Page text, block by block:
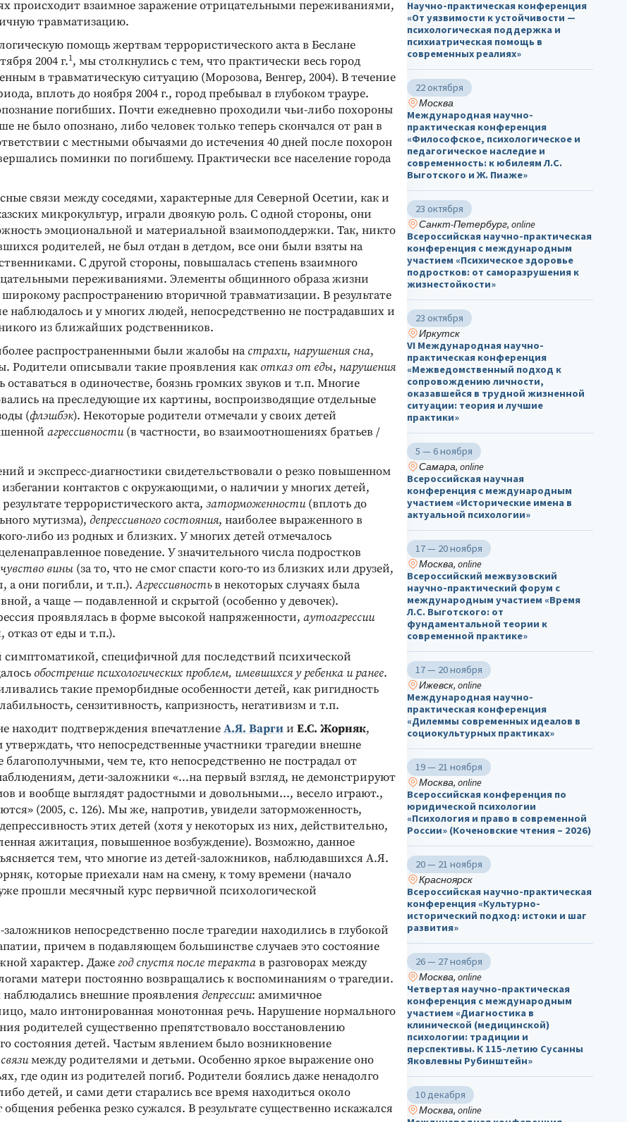
происходит взаимное заражение отрицательными переживаниями,
травматизацию.
помощь жертвам террористического акта в Беслане
2004 г.1, мы столкнулись с тем, что практически весь город
в травматическую ситуацию (Морозова, Венгер, 2004). В течение
вплоть до ноября 2004 г., город пребывал в глубоком трауре.
погибших. Почти ежедневно проходили чьи-либо похороны
не было опознано, либо человек только теперь скончался от ран в
с местными обычаями до истечения 40 дней после похорон
поминки по погибшему. Практически все население города
связи между соседями, характерные для Северной Осетии, как и
микрокультур, играли двоякую роль. С одной стороны, они
эмоциональной и материальной взаимоподдержки. Так, никто
родителей, не был отдан в детдом, все они были взяты на
С другой стороны, повышалась степень взаимного
переживаниями. Элементы общинного образа жизни
широкому распространению вторичной травматизации. В результате
наблюдалось и у многих людей, непосредственно не пострадавших и
из ближайших родственников.
распространенными были жалобы настрахи, нарушения сна,
Родители описывали такие проявления как отказ от еды, нарушения
оставаться в одиночестве, боязнь громких звуков и т.п. Многие
на преследующие их картины, воспроизводящие отдельные
(флэшбэк). Некоторые родители отмечали у своих детей
агрессивности(в частности, во взаимоотношениях братьев /
и экспресс-диагностики свидетельствовали о резко повышенном
избегании контактов с окружающими, о наличии у многих детей,
террористического акта, заторможенности(вплоть до
мутизма), депрессивного состояния, наиболее выраженного в
либо из родных и близких. У многих детей отмечалось
поведение. У значительного числа подростков
чувство вины (за то, что не смог спасти кого-то из близких или друзей,
а они погибли, и т.п.).Агрессивностьв некоторых случаях была
а чаще — подавленной и скрытой (особенно у девочек).
проявлялась в форме высокой напряженности, аутоагрессии
отказ от еды и т.п.).
симптоматикой, специфичной для последствий психической
обострение психологических проблем, имевшихся у ребенка и ранее.
такие преморбидные особенности детей, как ригидность
сензитивность, капризность, негативизм и т.п.
находит подтверждения впечатлениеА.Я. Варгии Е.С. Жорняк,
что непосредственные участники трагедии внешне
благополучными, чем те, кто непосредственно не пострадал от
дети-заложники «…на первый взгляд, не демонстрируют
и вообще выглядят радостными и довольными..., весело играют.,
(2005, с. 126). Мы же, напротив, увидели заторможенность,
этих детей (хотя у некоторых из них, действительно,
ажитация, повышенное возбуждение). Возможно, данное
тем, что многие из детей-заложников, наблюдавшихся А.Я.
которые приехали нам на смену, к тому времени (начало
уже прошли месячный курс первичной психологической
заложников непосредственно после трагедии находились в глубокой
причем в подавляющем большинстве случаев это состояние
характер. Дажегод спустя после терактав разговорах между
матери постоянно возвращались к воспоминаниям о трагедии.
внешние проявления депрессии: амимичное
мало интонированная монотонная речь. Нарушение нормального
родителей существенно препятствовало восстановлению
состояния детей. Частым явлением было возникновение
между родителями и детьми. Особенно яркое выражение оно
где один из родителей погиб. Родители боялись даже ненадолго
детей, и сами дети старались все время находиться около
ребенка резко сужался. В результате существенно искажался
Научно-практическая конференция
«От уязвимости к устойчивости —
психологическая поддержка и
психиатрическая помощь в
современных реалиях»
22 октября
Москва
Международная научно-
практическая конференция
«Философское, психологическое и
педагогическое наследие и
современность: к юбилеям Л.С.
Выготского и Ж. Пиаже»
23 октября
Санкт-Петербург, online
Всероссийская научно-практическая
конференция с международным
участием «Психическое здоровье
подростков: от саморазрушения к
жизнестойкости»
23 октября
Иркутск
VI Международная научно-
практическая конференция
«Межведомственный подход к
сопровождению личности,
оказавшейся в трудной жизненной
ситуации: теория и лучшие
практики»
5 — 6 ноября
Самара, online
Всероссийская научная
конференция с международным
участием «Исторические имена в
актуальной психологии»
17 — 20 ноября
Москва, online
Всероссийский межвузовский
научно-практический форум с
международным участием «Время
Л.С. Выготского: от
фундаментальной теории к
современной практике»
17 — 20 ноября
Ижевск, online
Международная научно-
практическая конференция
«Дилеммы современных идеалов в
социокультурных практиках»
19 — 21 ноября
Москва, online
Всероссийская конференция по
юридической психологии
«Психология и право в современной
России» (Коченовские чтения – 2026)
20 — 21 ноября
Красноярск
Всероссийская научно-практическая
конференция «Культурно-
исторический подход: истоки и шаг
развития»
26 — 27 ноября
Москва, online
Четвертая научно-практическая
конференция с международным
участием «Диагностика в
клинической (медицинской)
психологии: традиции и
перспективы. К 115-летию Сусанны
Яковлевны Рубинштейн»
10 декабря
Москва, online